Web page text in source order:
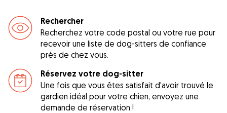
Rechercher
Recherchez votre code postal ou votre rue pour
recevoir une liste de dog-sitters de confiance
près de chez vous.
Réservez votre dog-sitter
Une fois que vous êtes satisfait d'avoir trouvé le
gardien idéal pour votre chien, envoyez une
demande de réservation !